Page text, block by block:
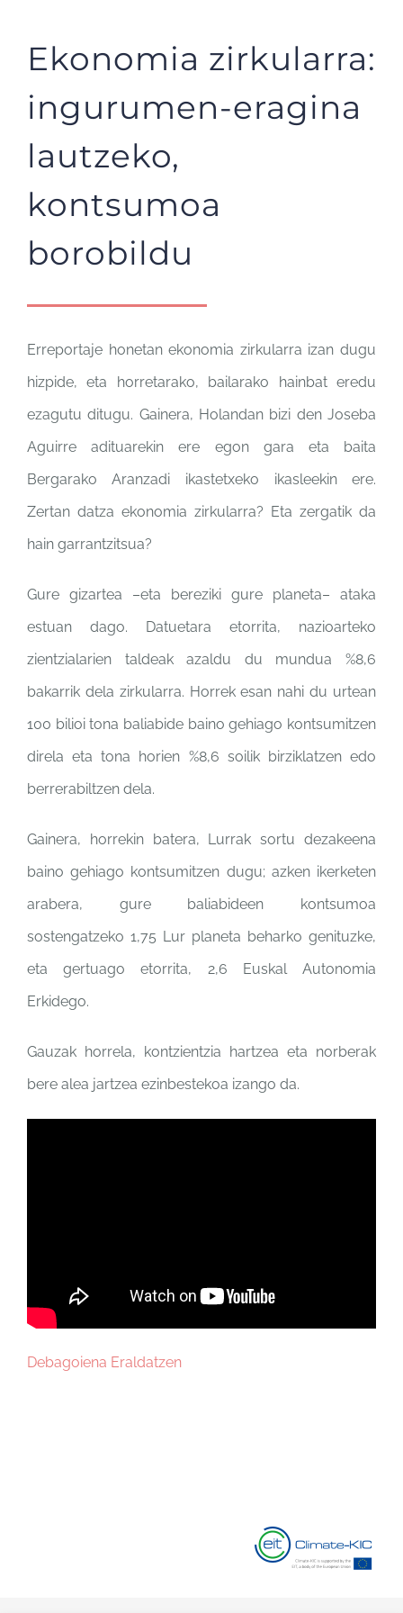
Ekonomia zirkularra:
ingurumen-eragina
lautzeko,
kontsumoa
borobildu
Erreportaje honetan ekonomia zirkularra izan dugu
hizpide, eta horretarako, bailarako hainbat eredu
ezagutu ditugu. Gainera, Holandan bizi den Joseba
Aguirre adituarekin ere egon gara eta baita
Bergarako Aranzadi ikastetxeko ikasleekin ere.
Zertan datza ekonomia zirkularra? Eta zergatik da
hain garrantzitsua?
Gure gizartea –eta bereziki gure planeta– ataka
estuan dago. Datuetara etorrita, nazioarteko
zientzialarien taldeak azaldu du mundua %8,6
bakarrik dela zirkularra. Horrek esan nahi du urtean
100 bilioi tona baliabide baino gehiago kontsumitzen
direla eta tona horien %8,6 soilik birziklatzen edo
berrerabiltzen dela.
Gainera, horrekin batera, Lurrak sortu dezakeena
baino gehiago kontsumitzen dugu; azken ikerketen
arabera, gure baliabideen kontsumoa
sostengatzeko 1,75 Lur planeta beharko genituzke,
eta gertuago etorrita, 2,6 Euskal Autonomia
Erkidego.
Gauzak horrela, kontzientzia hartzea eta norberak
bere alea jartzea ezinbestekoa izango da.
Debagoiena Eraldatzen